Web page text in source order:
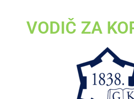
VODIČ ZA